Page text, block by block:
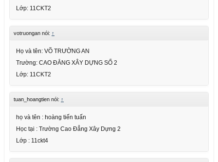
Lớp: 11CKT2
votruongan nói: ↑
Họ và tên: VÕ TRƯỜNG AN
Trường: CAO ĐẲNG XÂY DỰNG SỐ 2
Lớp: 11CKT2
tuan_hoangtien nói: ↑
họ và tên : hoàng tiến tuấn
Học tại : Trường Cao Đẳng Xây Dựng 2
Lớp : 11ckt4